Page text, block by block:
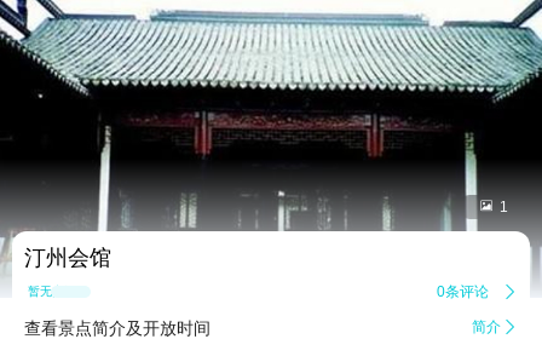
 1
汀州会馆
暂无点评 0条评论 
查看景点简介及开放时间 简介 
